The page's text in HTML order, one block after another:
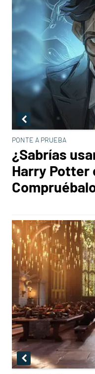
PONTE A PRUEBA
¿Sabrías
Harry